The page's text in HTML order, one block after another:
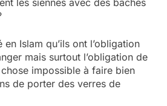
en Islam qu’ils ont l’obligation
mais surtout l’obligation de
impossible à faire bien
de porter des verres de